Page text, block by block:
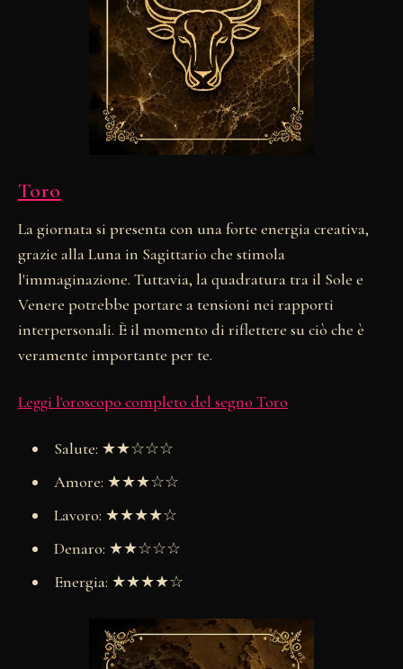
Toro
La giornata si presenta con una forte energia creativa,
grazie alla Luna in Sagittario che stimola
l'immaginazione. Tuttavia, la quadratura tra il Sole e
Venere potrebbe portare a tensioni nei rapporti
interpersonali. È il momento di riflettere su ciò che è
veramente importante per te.
Leggi l'oroscopo completo del segno Toro
Salute: ★★☆☆☆
Amore: ★★★☆☆
Lavoro: ★★★★☆
Denaro: ★★☆☆☆
Energia: ★★★★☆